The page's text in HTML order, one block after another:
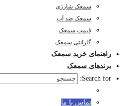
سمعک شارژی
سمعک ضد آب
قیمت سمعک
گارانتی سمعک
راهنمای خرید سمعک
برندهای سمعک
Search for:
تماس با ما